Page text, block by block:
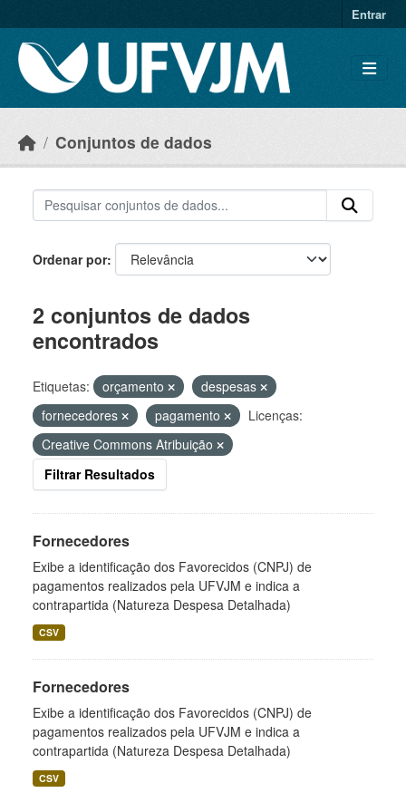
Entrar
Conjuntos de dados
Ordenar por
2 conjuntos de dados
encontrados
Etiquetas: orçamento
despesas
fornecedores
pagamento
Licenças:
Creative Commons Atribuição
Filtrar Resultados
Fornecedores
Exibe a identificação dos Favorecidos (CNPJ) de
pagamentos realizados pela UFVJM e indica a
contrapartida (Natureza Despesa Detalhada)
CSV
Fornecedores
Exibe a identificação dos Favorecidos (CNPJ) de
pagamentos realizados pela UFVJM e indica a
contrapartida (Natureza Despesa Detalhada)
CSV